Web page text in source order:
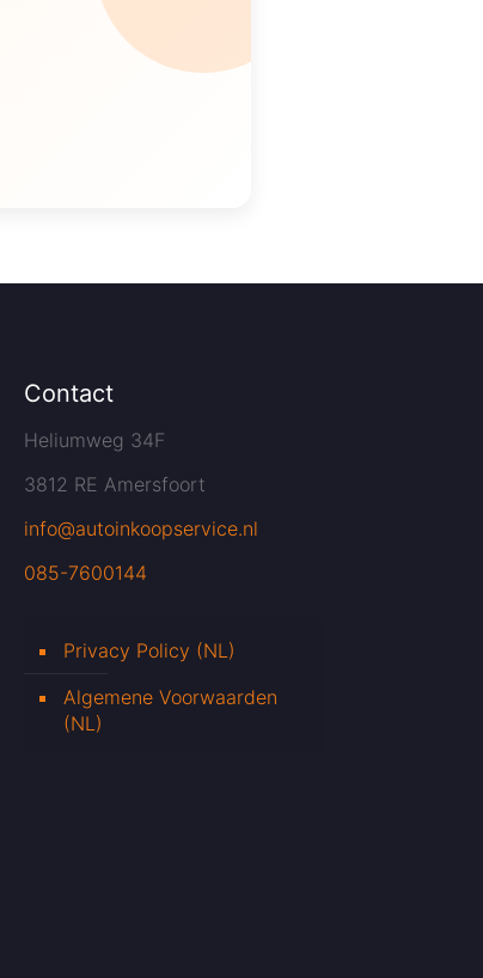
Contact
Heliumweg 34F
3812 RE Amersfoort
info@autoinkoopservice.nl
085-7600144
Privacy Policy (NL)
Algemene Voorwaarden
(NL)